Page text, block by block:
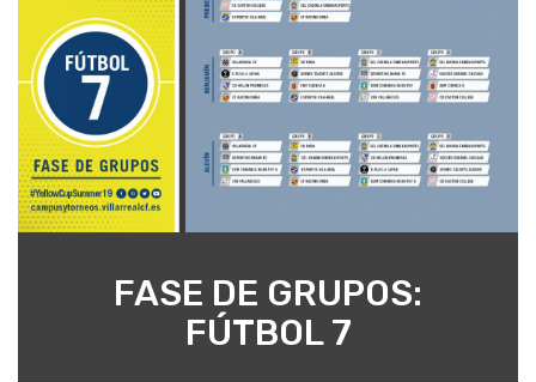
FASE DE GRUPOS:
FÚTBOL 7